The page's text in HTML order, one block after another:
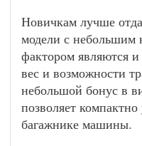
Новичкам лучше
модели с небольшим
фактором являются и
вес и возможности
небольшой бонус в
позволяет
багажнике машины.